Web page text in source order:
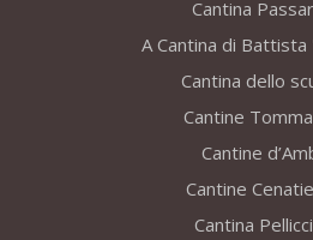
Cantina
A Cantina di Battista
Cantina dello
Cantine
Cantine
Cantine
Cantina